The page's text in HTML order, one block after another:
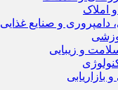
املاک
دامپروری و صنایع غذایی
و زیبایی
بازاریابی